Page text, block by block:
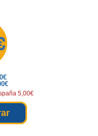
5,00€